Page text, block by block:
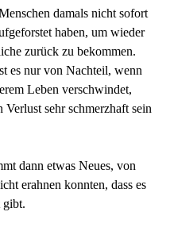
damals nicht sofort
haben, um wieder
zurück zu bekommen.
es nur von Nachteil, wenn
Leben verschwindet,
Verlust sehr schmerzhaft sein
dann etwas Neues, von
erahnen konnten, dass es
gibt.